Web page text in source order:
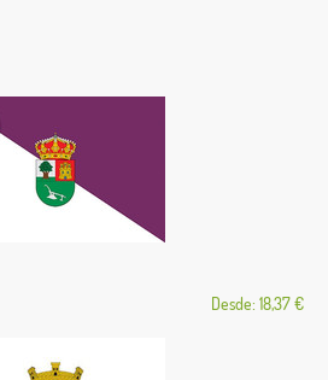
Desde: 18,37 €